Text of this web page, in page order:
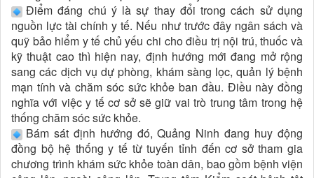
Điểm đáng chú ý là sự thay đổi trong cách sử dụng
nguồn lực tài chính y tế. Nếu như trước đây ngân sách và
quỹ bảo hiểm y tế chủ yếu chi cho điều trị nội trú, thuốc và
kỹ thuật cao thì hiện nay, định hướng mới đang mở rộng
sang các dịch vụ dự phòng, khám sàng lọc, quản lý bệnh
mạn tính và chăm sóc sức khỏe ban đầu. Điều này đồng
nghĩa với việc y tế cơ sở sẽ giữ vai trò trung tâm trong hệ
thống chăm sóc sức khỏe.
Bám sát định hướng đó, Quảng Ninh đang huy động
đồng bộ hệ thống y tế từ tuyến tỉnh đến cơ sở tham gia
chương trình khám sức khỏe toàn dân, bao gồm bệnh viện